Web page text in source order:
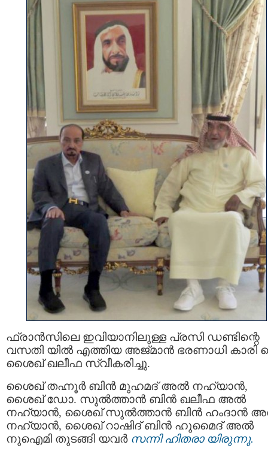
ഫ്രാന്‍സിലെ ഇവിയാനിലുള്ള പ്രസി ഡണ്ടിന്റെ
വസതി യില്‍ എത്തിയ അജ്മാന്‍ ഭരണാധി കാരി
ശൈഖ് ഖലീഫ സ്വീകരിച്ചു.
ശൈഖ് തഹ്നൂര്‍ ബിന്‍ മുഹമദ് അല്‍ നഹ്യാന്‍,
ശൈഖ് ഡോ. സുല്‍ത്താന്‍ ബിന്‍ ഖലീഫ അല്‍
നഹ്യാന്‍, ശൈഖ് സുല്‍ത്താന്‍ ബിന്‍ ഹംദാന്‍
നഹ്യാന്‍, ശൈഖ് റാഷിദ് ബിന്‍ ഹുമൈദ് അല്‍
നുഐമി തുടങ്ങി യവര്‍ സന്നി ഹിതരാ യിരുന്നു.